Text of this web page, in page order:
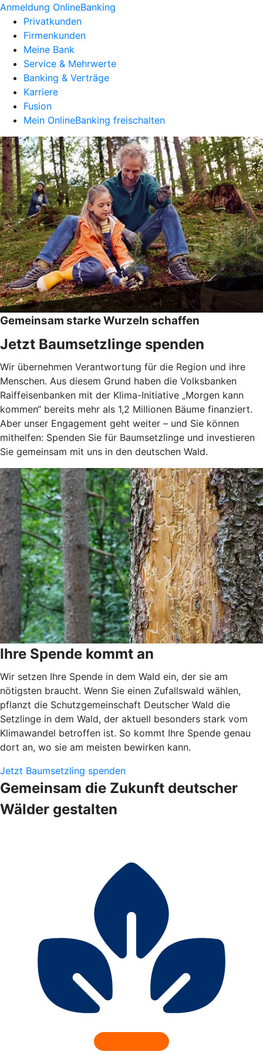
Anmeldung OnlineBanking
Privatkunden
Firmenkunden
Meine Bank
Service & Mehrwerte
Banking & Verträge
Karriere
Fusion
Mein OnlineBanking freischalten
Gemeinsam starke Wurzeln schaffen
Jetzt Baumsetzlinge spenden
Wir übernehmen Verantwortung für die Region und ihre
Menschen. Aus diesem Grund haben die Volksbanken
Raiffeisenbanken mit der Klima-Initiative „Morgen kann
kommen“ bereits mehr als 1,2 Millionen Bäume finanziert.
Aber unser Engagement geht weiter – und Sie können
mithelfen: Spenden Sie für Baumsetzlinge und investieren
Sie gemeinsam mit uns in den deutschen Wald.
Ihre Spende kommt an
Wir setzen Ihre Spende in dem Wald ein, der sie am
nötigsten braucht. Wenn Sie einen Zufallswald wählen,
pflanzt die Schutzgemeinschaft Deutscher Wald die
Setzlinge in dem Wald, der aktuell besonders stark vom
Klimawandel betroffen ist. So kommt Ihre Spende genau
dort an, wo sie am meisten bewirken kann.
Jetzt Baumsetzling spenden
Gemeinsam die Zukunft deutscher
Wälder gestalten